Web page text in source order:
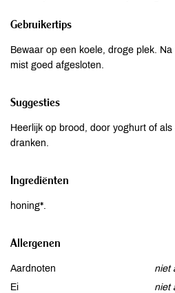
Gebruikertips
Bewaar op een koele, droge plek.
mist goed afgesloten.
Suggesties
Heerlijk op brood, door yoghurt of
dranken.
Ingrediënten
honing*.
Allergenen
Aardnoten
niet
Ei
niet